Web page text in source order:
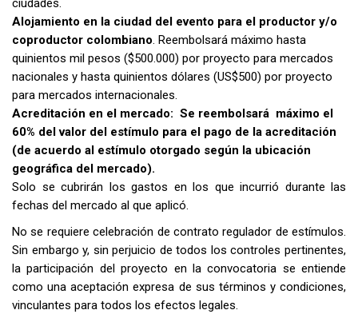
ciudades.
Alojamiento en la ciudad del evento para el productor y/o
coproductor colombiano. Reembolsará máximo hasta
quinientos mil pesos ($500.000) por proyecto para mercados
nacionales y hasta quinientos dólares (US$500) por proyecto
para mercados internacionales.
Acreditación en el mercado: Se reembolsará máximo el
60% del valor del estímulo para el pago de la acreditación
(de acuerdo al estímulo otorgado según la ubicación
geográfica del mercado).
Solo se cubrirán los gastos en los que incurrió durante las
fechas del mercado al que aplicó.
No se requiere celebración de contrato regulador de estímulos.
Sin embargo y, sin perjuicio de todos los controles pertinentes,
la participación del proyecto en la convocatoria se entiende
como una aceptación expresa de sus términos y condiciones,
vinculantes para todos los efectos legales.